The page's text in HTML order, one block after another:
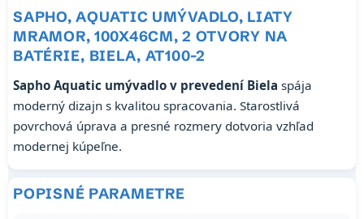
SAPHO, AQUATIC UMÝVADLO, LIATY
MRAMOR, 100X46CM, 2 OTVORY NA
BATÉRIE, BIELA, AT100-2
Sapho Aquatic umývadlo v prevedení Biela spája
moderný dizajn s kvalitou spracovania. Starostlivá
povrchová úprava a presné rozmery dotvoria vzhľad
modernej kúpeľne.
POPISNÉ PARAMETRE